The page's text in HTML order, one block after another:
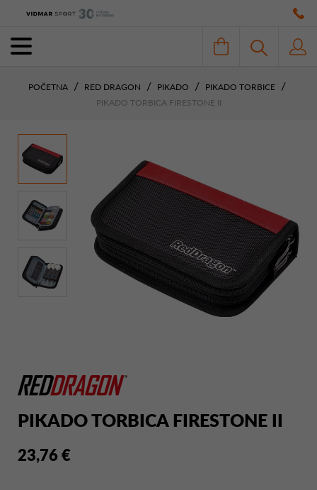
POČETNA RED DRAGON PIKADO
PIKADO TORBICE
PIKADO TORBICA FIRESTONE II
PIKADO TORBICA FIRESTONE II
23,76 €